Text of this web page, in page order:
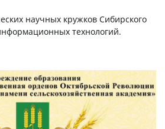
научных кружков Сибирского
технологий.